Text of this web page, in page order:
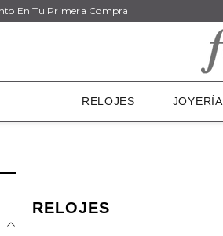
En Tu Primera Compra
RELOJES JOYERÍA
RELOJES